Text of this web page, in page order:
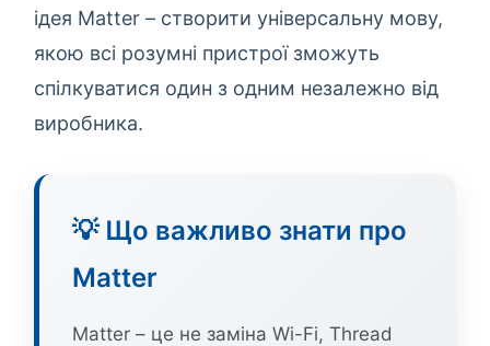
ідея Matter – створити універсальну мову,
якою всі розумні пристрої зможуть
спілкуватися один з одним незалежно від
виробника.
💡 Що важливо знати про
Matter
Matter – це не заміна Wi-Fi, Thread